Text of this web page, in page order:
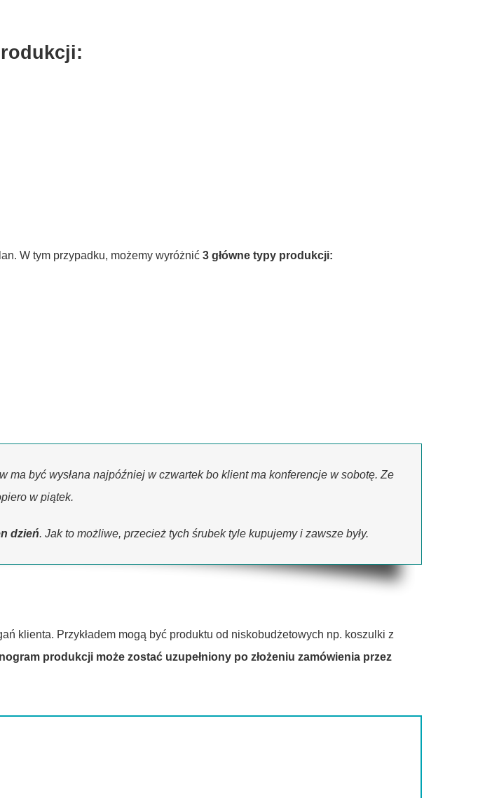
W tym przypadku, możemy wyróżnić 3 główne typy produkcji:
ma być wysłana najpóźniej w czwartek bo klient ma konferencje w sobotę. Ze
w piątek.
dzień. Jak to możliwe, przecież tych śrubek tyle kupujemy i zawsze były.
klienta. Przykładem mogą być produktu od niskobudżetowych np. koszulki z
produkcji może zostać uzupełniony po złożeniu zamówienia przez